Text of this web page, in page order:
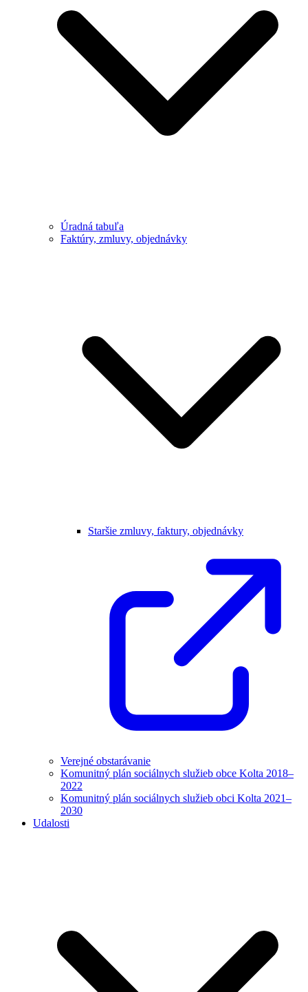
Úradná tabuľa
Faktúry, zmluvy, objednávky
Staršie zmluvy, faktury, objednávky
Verejné obstarávanie
Komunitný plán sociálnych služieb obce Kolta 2018–
2022
Komunitný plán sociálnych služieb obci Kolta 2021–
2030
Udalosti